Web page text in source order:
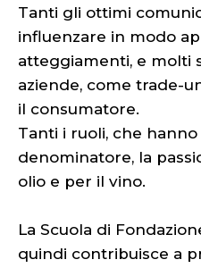
Tanti gli ottimi
influenzare in modo
atteggiamenti, e molti
aziende, come trade-
il consumatore.
Tanti i ruoli, che
denominatore, la
olio e per il vino.
La Scuola di
quindi contribuisce a